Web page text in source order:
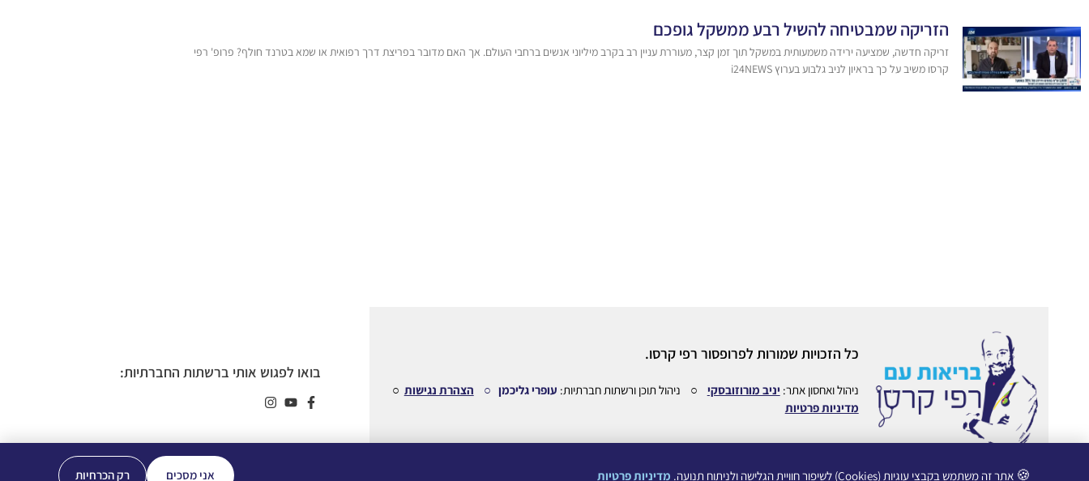
הזריקה שמבטיחה להשיל רבע ממשקל גופכם
זריקה חדשה, שמציעה ירידה משמעותית במשקל תוך זמן קצר, מעוררת עניין רב בקרב מיליוני אנשים ברחבי העולם. אך האם מדובר בפריצת דרך רפואית או שמא בטרנד חולף? פרופ' רפי
קרסו משיב על כך בראיון לניב גלבוע בערוץ i24NEWS
כל הזכויות שמורות לפרופסור רפי קרסו.
ניהול ואחסון אתר: יניב מורוזובסקי ○ ניהול תוכן ורשתות חברתיות: עופרי גליכמן ○ הצהרת נגישות ○
מדיניות פרטיות
בואו לפגוש אותי ברשתות החברתיות:
🍪 אתר זה משתמש בקבצי עוגיות (Cookies) לשיפור חוויית הגלישה ולניתוח תנועה. מדיניות פרטיות אני מסכים רק הכרחיות